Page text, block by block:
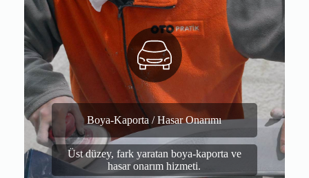
Boya-Kaporta / Hasar Onarımı
Üst düzey, fark yaratan boya-kaporta ve
hasar onarım hizmeti.